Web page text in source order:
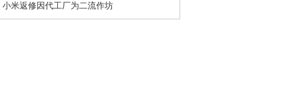
小米返修因代工厂为二流作坊